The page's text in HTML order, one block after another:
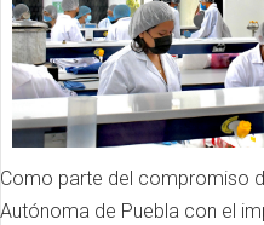
Como parte del compromiso
Autónoma de Puebla con el